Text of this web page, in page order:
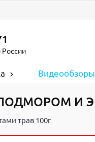
России
Видеообзоры
И
трав 100г